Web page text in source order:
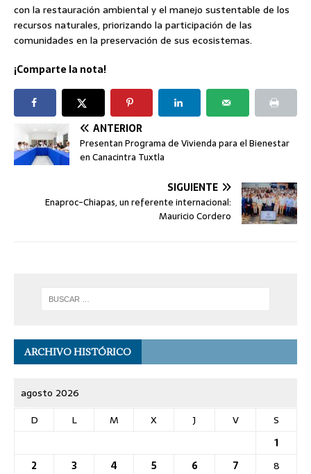
con la restauración ambiental y el manejo sustentable de los
recursos naturales, priorizando la participación de las
comunidades en la preservación de sus ecosistemas.
¡Comparte la nota!
ANTERIOR
Presentan Programa de Vivienda para el Bienestar
en Canacintra Tuxtla
SIGUIENTE
Enaproc-Chiapas, un referente internacional:
Mauricio Cordero
ARCHIVO HISTÓRICO
agosto 2026
D
L M X J V
S
1
2
3 4 5 6 7
8